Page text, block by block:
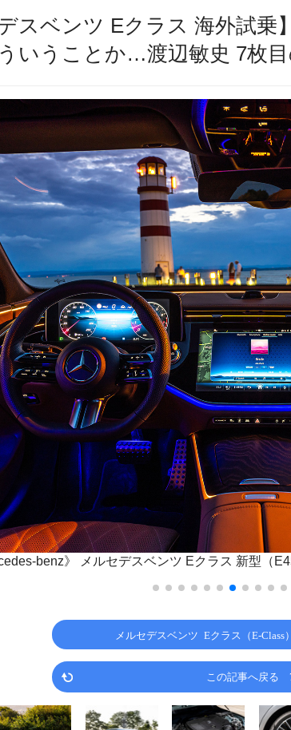
スベンツ Eクラス 海外試
いうことか…渡辺敏史 7枚
benz》 メルセデスベンツ Eクラス 新型（
メルセデスベンツ Eクラス（E-Class
この記事へ戻る